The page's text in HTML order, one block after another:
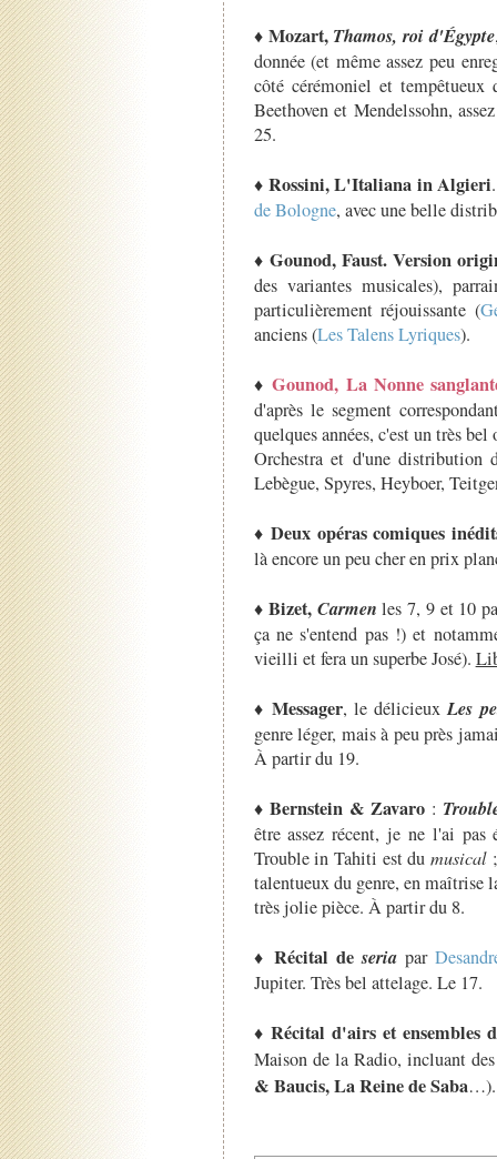
♦ Mozart, Thamos, roi d'Égypte
donnée (et même assez peu
côté cérémoniel et
Beethoven et Mendelssohn,
25.
♦ Rossini, L'Italiana in Algieri
de Bologne, avec une belle
♦ Gounod, Faust. Version
des variantes musicales),
particulièrement réjouissante (
anciens (Les Talens Lyriques).
♦Gounod, La Nonne
d'après le segment
quelques années, c'est un très
Orchestra et d'une
Lebègue, Spyres, Heyboer,
♦ Deux opéras comiques
là encore un peu cher en prix
♦Bizet, Carmen les 7, 9 et 10
ça ne s'entend pas !) et
vieilli et fera un superbe José).
♦ Messager, le délicieuxLes
genre léger, mais à peu près
À partir du 19.
♦Bernstein & Zavaro :
être assez récent, je ne l'ai pas
Trouble in Tahiti est dumusical
talentueux du genre, en maîtrise
très jolie pièce. À partir du 8.
♦ Récital deseria par
Jupiter. Très bel attelage. Le 17.
♦Récital d'airs et ensembles
Maison de la Radio, incluant
& Baucis, La Reine de Saba…).